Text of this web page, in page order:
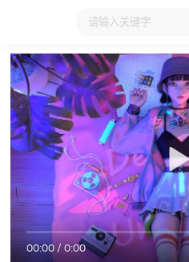
大家在看 日本动漫 国产
00:00/0:00